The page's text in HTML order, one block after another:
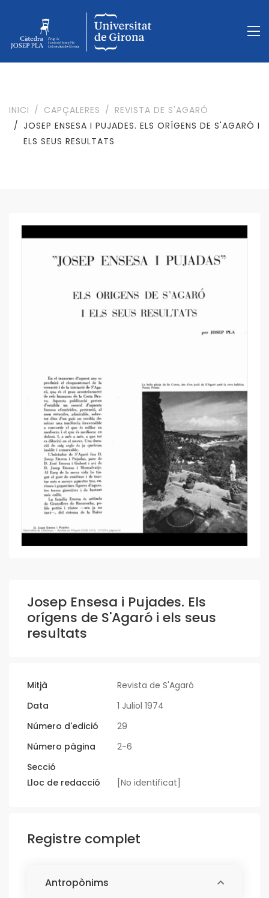
INICI CAPÇALERES
REVISTA DE S'AGARÓ
JOSEP ENSESA I PUJADES. ELS ORÍGENS DE S'AGARÓ I
ELS SEUS RESULTATS
Josep Ensesa i Pujades. Els
orígens de S'Agaró i els seus
resultats
Mitjà
Revista de S'Agaró
Data
1 Juliol 1974
Número d'edició
29
Número pàgina
2-6
Secció
Lloc de redacció
[No identificat]
Registre complet
Antropònims